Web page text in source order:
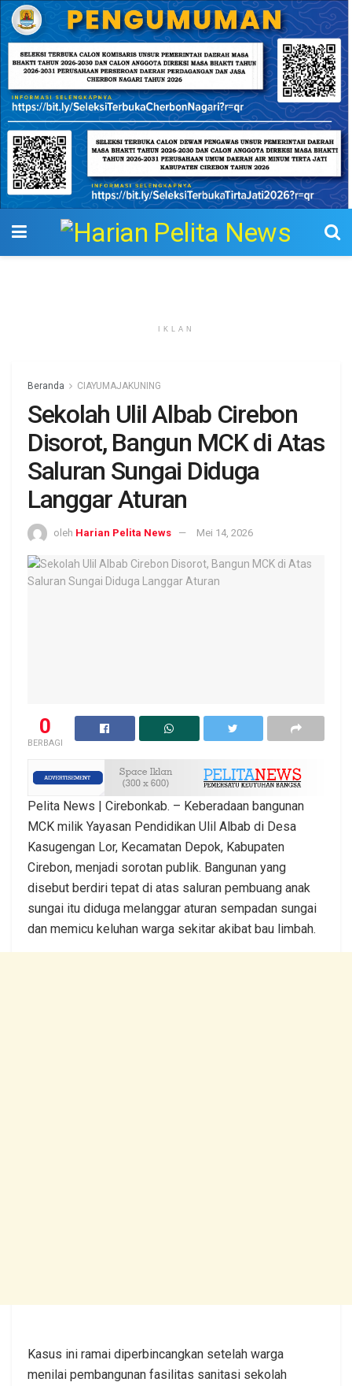
IKLAN
Beranda CIAYUMAJAKUNING
Sekolah Ulil Albab Cirebon
Disorot, Bangun MCK di Atas
Saluran Sungai Diduga
Langgar Aturan
oleh Harian Pelita News Mei 14, 2026
0
BERBAGI
Pelita News | Cirebonkab. – Keberadaan bangunan
MCK milik Yayasan Pendidikan Ulil Albab di Desa
Kasugengan Lor, Kecamatan Depok, Kabupaten
Cirebon, menjadi sorotan publik. Bangunan yang
disebut berdiri tepat di atas saluran pembuang anak
sungai itu diduga melanggar aturan sempadan sungai
dan memicu keluhan warga sekitar akibat bau limbah.
Kasus ini ramai diperbincangkan setelah warga
menilai pembangunan fasilitas sanitasi sekolah